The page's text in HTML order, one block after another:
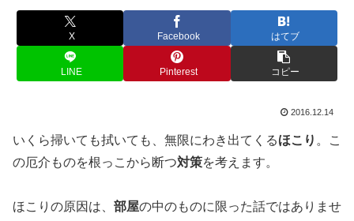
X Facebook はてブ
LINE Pinterest コピー
2016.12.14
いくら掃いても拭いても、無限にわき出てくるほこり 。こ
の厄介ものを根っこから断つ対策を考えます。
ほこりの原因は、 部屋の中のものに限った話ではありませ